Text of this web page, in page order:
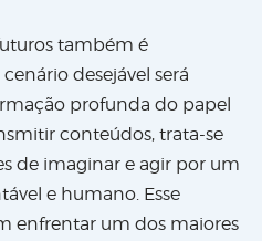
também é
desejável será
profunda do papel
conteúdos, trata-se
de imaginar e agir por um
e humano. Esse
enfrentar um dos maiores